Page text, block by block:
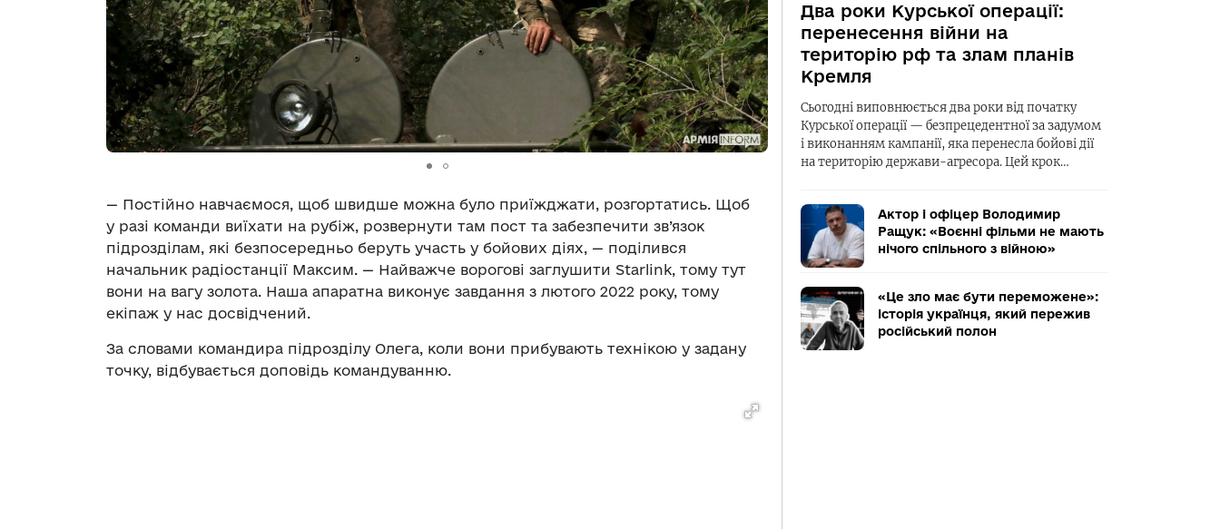
— Постійно навчаємося, щоб швидше можна було приїжджати, розгортатись. Щоб
у разі команди виїхати на рубіж, розвернути там пост та забезпечити зв’язок
підрозділам, які безпосередньо беруть участь у бойових діях, — поділився
начальник радіостанції Максим. — Найважче ворогові заглушити Starlink, тому тут
вони на вагу золота. Наша апаратна виконує завдання з лютого 2022 року, тому
екіпаж у нас досвідчений.
За словами командира підрозділу Олега, коли вони прибувають технікою у задану
точку, відбувається доповідь командуванню.
Два роки Курської операції:
перенесення війни на
територію рф та злам планів
Кремля
Сьогодні виповнюється два роки від початку
Курської операції — безпрецедентної за задумом
і виконанням кампанії, яка перенесла бойові дії
на територію держави-агресора. Цей крок…
Актор і офіцер Володимир
Ращук: «Воєнні фільми не мають
нічого спільного з війною»
«Це зло має бути переможене»:
історія українця, який пережив
російський полон